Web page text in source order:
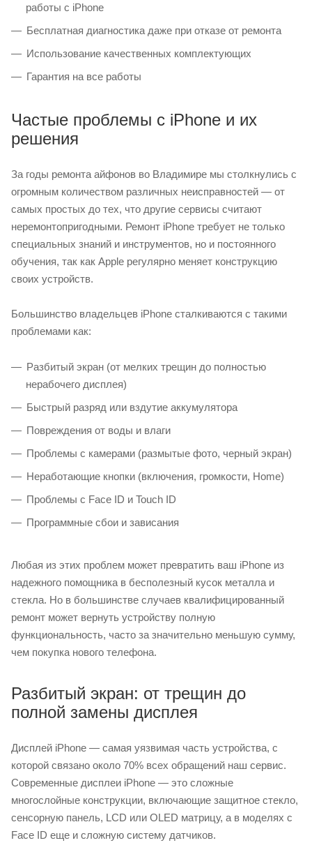
работы с iPhone
Бесплатная диагностика даже при отказе от ремонта
Использование качественных комплектующих
Гарантия на все работы
Частые проблемы с iPhone и их
решения
За годы ремонта айфонов во Владимире мы столкнулись с
огромным количеством различных неисправностей — от
самых простых до тех, что другие сервисы считают
неремонтопригодными. Ремонт iPhone требует не только
специальных знаний и инструментов, но и постоянного
обучения, так как Apple регулярно меняет конструкцию
своих устройств.
Большинство владельцев iPhone сталкиваются с такими
проблемами как:
Разбитый экран (от мелких трещин до полностью
нерабочего дисплея)
Быстрый разряд или вздутие аккумулятора
Повреждения от воды и влаги
Проблемы с камерами (размытые фото, черный экран)
Неработающие кнопки (включения, громкости, Home)
Проблемы с Face ID и Touch ID
Программные сбои и зависания
Любая из этих проблем может превратить ваш iPhone из
надежного помощника в бесполезный кусок металла и
стекла. Но в большинстве случаев квалифицированный
ремонт может вернуть устройству полную
функциональность, часто за значительно меньшую сумму,
чем покупка нового телефона.
Разбитый экран: от трещин до
полной замены дисплея
Дисплей iPhone — самая уязвимая часть устройства, с
которой связано около 70% всех обращений наш сервис.
Современные дисплеи iPhone — это сложные
многослойные конструкции, включающие защитное стекло,
сенсорную панель, LCD или OLED матрицу, а в моделях с
Face ID еще и сложную систему датчиков.